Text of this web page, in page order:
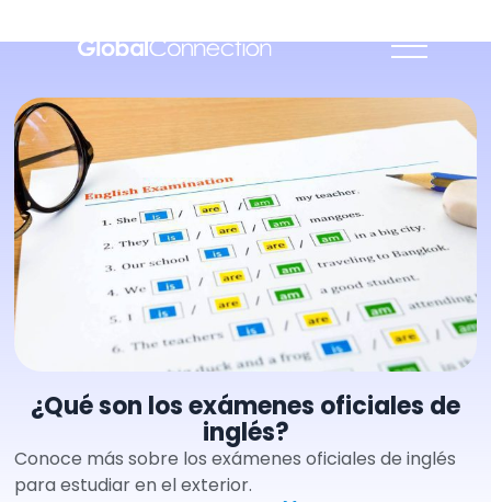
¿Qué son los exámenes oficiales de
inglés?
Conoce más sobre los exámenes oficiales de inglés
para estudiar en el exterior.